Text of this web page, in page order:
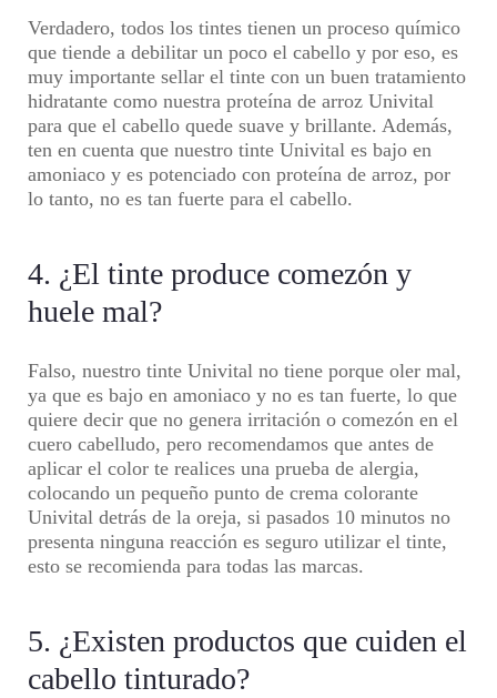
Verdadero, todos los tintes tienen un proceso químico
que tiende a debilitar un poco el cabello y por eso, es
muy importante sellar el tinte con un buen tratamiento
hidratante como nuestra proteína de arroz Univital
para que el cabello quede suave y brillante. Además,
ten en cuenta que nuestro tinte Univital es bajo en
amoniaco y es potenciado con proteína de arroz, por
lo tanto, no es tan fuerte para el cabello.
4. ¿El tinte produce comezón y
huele mal?
Falso, nuestro tinte Univital no tiene porque oler mal,
ya que es bajo en amoniaco y no es tan fuerte, lo que
quiere decir que no genera irritación o comezón en el
cuero cabelludo, pero recomendamos que antes de
aplicar el color te realices una prueba de alergia,
colocando un pequeño punto de crema colorante
Univital detrás de la oreja, si pasados 10 minutos no
presenta ninguna reacción es seguro utilizar el tinte,
esto se recomienda para todas las marcas.
5. ¿Existen productos que cuiden el
cabello tinturado?